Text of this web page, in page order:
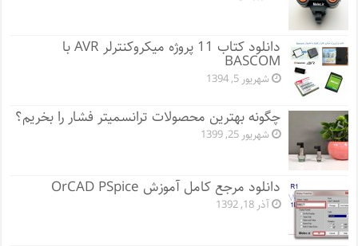
دانلود کتاب 11 پروژه میکروکنترلر AVR با
BASCOM
شهریور 5, 1394
چگونه بهترین محصولات ترانسمیتر فشار را بخریم؟
شهریور 25, 1399
دانلود مرجع کامل آموزش OrCAD PSpice
آذر 18, 1392